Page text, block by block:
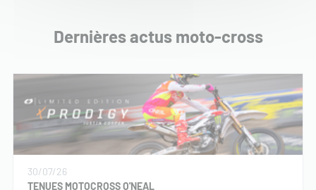
Dernières actus moto-cross
30/07/26
TENUES MOTOCROSS O'NEAL